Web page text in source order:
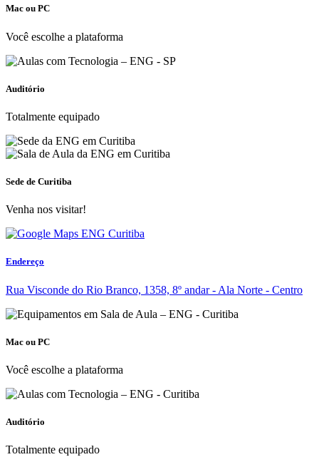
Mac ou PC
Você escolhe a plataforma
Auditório
Totalmente equipado
Sede de Curitiba
Venha nos visitar!
Endereço
Rua Visconde do Rio Branco, 1358, 8º andar - Ala Norte - Centro
Mac ou PC
Você escolhe a plataforma
Auditório
Totalmente equipado